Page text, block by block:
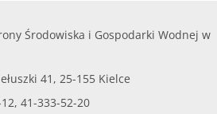
Środowiska i Gospodarki Wodnej w
41, 25-155 Kielce
41-333-52-20